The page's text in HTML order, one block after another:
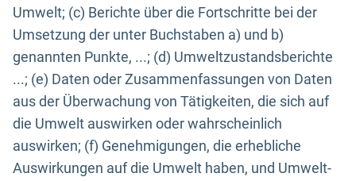
Umwelt; (c) Berichte über die Fortschritte bei der
Umsetzung der unter Buchstaben a) und b)
genannten Punkte, ...; (d) Umweltzustandsberichte
...; (e) Daten oder Zusammenfassungen von Daten
aus der Überwachung von Tätigkeiten, die sich auf
die Umwelt auswirken oder wahrscheinlich
auswirken; (f) Genehmigungen, die erhebliche
Auswirkungen auf die Umwelt haben, und Umwelt-